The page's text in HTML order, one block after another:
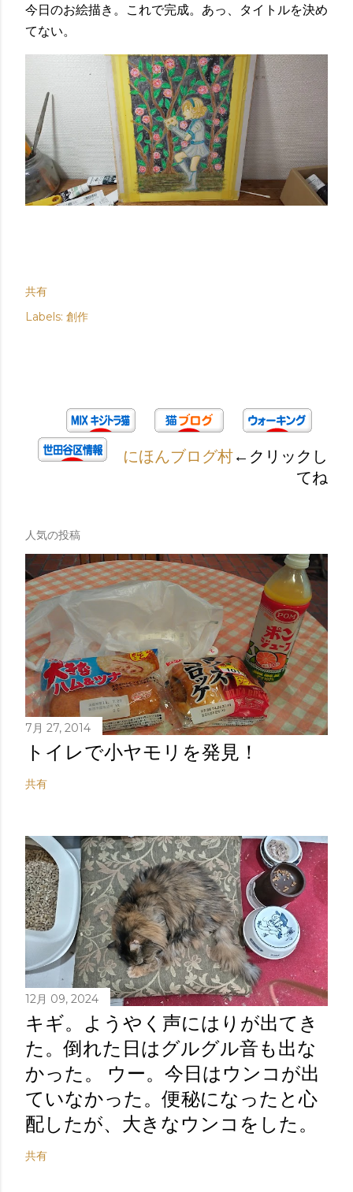
今日のお絵描き。これで完成。あっ、タイトルを決め
てない。
共有
Labels: 創作
にほんブログ村←クリックし
てね
人気の投稿
7月 27, 2014
トイレで小ヤモリを発見！
共有
12月 09, 2024
キギ。ようやく声にはりが出てき
た。倒れた日はグルグル音も出な
かった。 ウー。今日はウンコが出
ていなかった。便秘になったと心
配したが、大きなウンコをした。
共有